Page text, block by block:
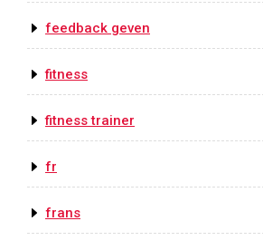
feedback geven
fitness
fitness trainer
fr
frans